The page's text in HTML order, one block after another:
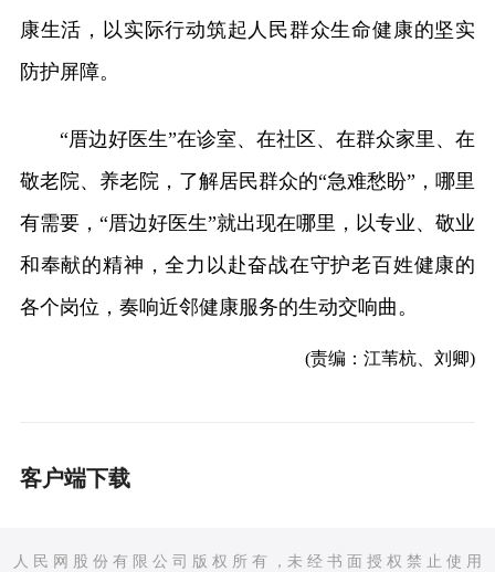
康生活，以实际行动筑起人民群众生命健康的坚实
防护屏障。
“厝边好医生”在诊室、在社区、在群众家里、在
敬老院、养老院，了解居民群众的“急难愁盼”，哪里
有需要，“厝边好医生”就出现在哪里，以专业、敬业
和奉献的精神，全力以赴奋战在守护老百姓健康的
各个岗位，奏响近邻健康服务的生动交响曲。
(责编：江苇杭、刘卿)
客户端下载
人 民 网 股 份 有 限 公 司 版 权 所 有 ，未 经 书 面 授 权 禁 止 使 用